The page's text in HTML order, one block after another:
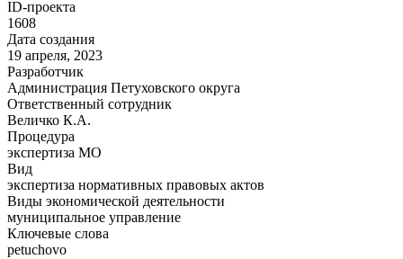
ID-проекта
1608
Дата создания
19 апреля, 2023
Разработчик
Администрация Петуховского округа
Ответственный сотрудник
Величко К.А.
Процедура
экспертиза МО
Вид
экспертиза нормативных правовых актов
Виды экономической деятельности
муниципальное управление
Ключевые слова
petuchovo